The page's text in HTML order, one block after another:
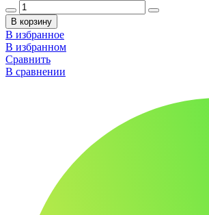
В корзину
В избранное
В избранном
Сравнить
В сравнении